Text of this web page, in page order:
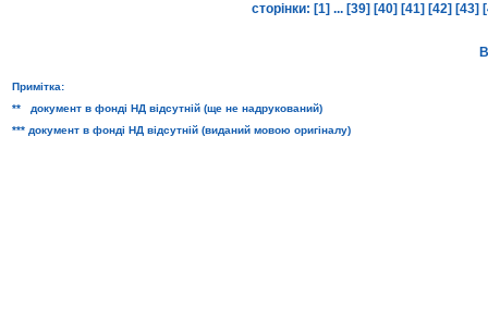
сторінки: [1] ... [39] [40] [41] [42] [43]
Примітка:
** документ в фонді НД відсутній (ще не надрукований)
*** документ в фонді НД відсутній (виданий мовою оригіналу)